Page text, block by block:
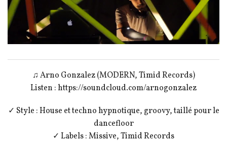
♫ Arno Gonzalez (MODERN, Timid Records)
Listen : https://soundcloud.com/arnogonzalez
✓ Style : House et techno hypnotique, groovy, taillé pour le
dancefloor
✓ Labels : Missive, Timid Records